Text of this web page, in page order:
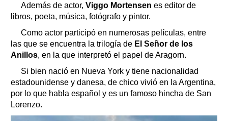
Además de actor, Viggo Mortensen es editor de
libros, poeta, música, fotógrafo y pintor.
Como actor participó en numerosas películas, entre
las que se encuentra la trilogía de El Señor de los
Anillos, en la que interpretó el papel de Aragorn.
Si bien nació en Nueva York y tiene nacionalidad
estadounidense y danesa, de chico vivió en la Argentina,
por lo que habla español y es un famoso hincha de San
Lorenzo.